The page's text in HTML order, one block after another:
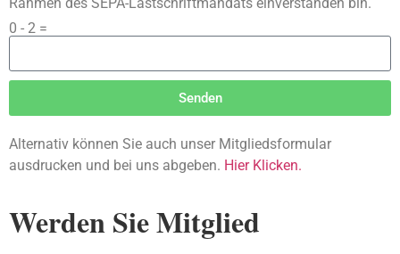
0 - 2 =
Senden
Alternativ können Sie auch unser Mitgliedsformular
ausdrucken und bei uns abgeben. Hier Klicken.
Werden Sie Mitglied